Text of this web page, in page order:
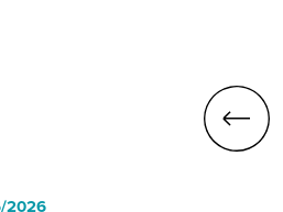
2026